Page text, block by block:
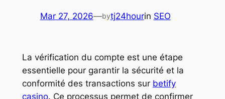
Mar 27, 2026—bytj24hourin SEO
La vérification du compte est une étape
essentielle pour garantir la sécurité et la
conformité des transactions sur betify
casino. Ce processus permet de confirmer